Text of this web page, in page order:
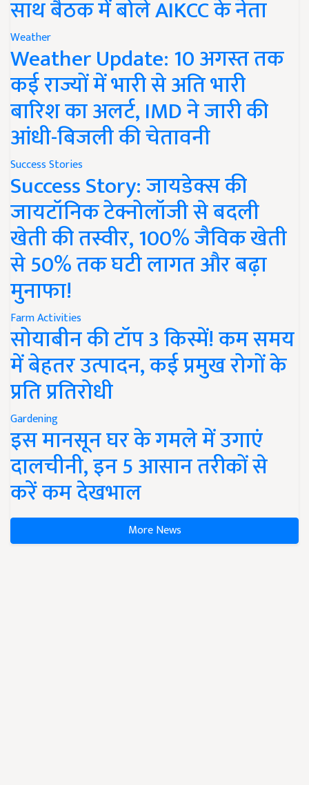
साथ बैठक में बोले AIKCC के नेता
Weather
Weather Update: 10 अगस्त तक
कई राज्यों में भारी से अति भारी
बारिश का अलर्ट, IMD ने जारी की
आंधी-बिजली की चेतावनी
Success Stories
Success Story: जायडेक्स की
जायटॉनिक टेक्नोलॉजी से बदली
खेती की तस्वीर, 100% जैविक खेती
से 50% तक घटी लागत और बढ़ा
मुनाफा!
Farm Activities
सोयाबीन की टॉप 3 किस्में! कम समय
में बेहतर उत्पादन, कई प्रमुख रोगों के
प्रति प्रतिरोधी
Gardening
इस मानसून घर के गमले में उगाएं
दालचीनी, इन 5 आसान तरीकों से
करें कम देखभाल
More News